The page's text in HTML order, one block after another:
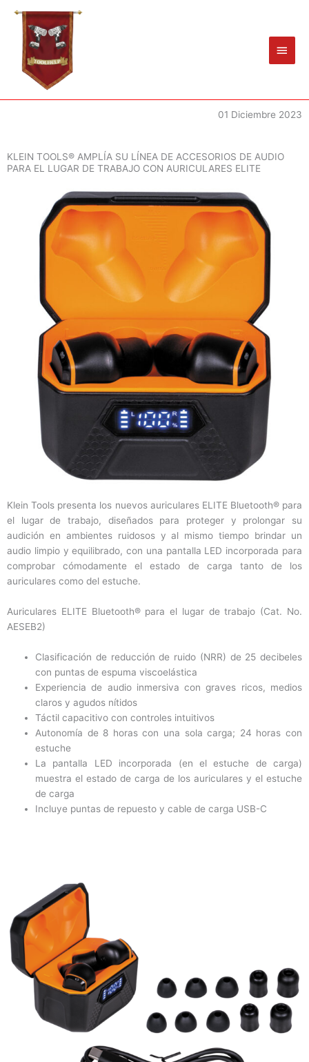
contenido
01 Diciembre 2023
KLEIN TOOLS® AMPLÍA SU LÍNEA DE ACCESORIOS DE AUDIO
PARA EL LUGAR DE TRABAJO CON AURICULARES ELITE
Klein Tools presenta los nuevos auriculares ELITE Bluetooth® para
el lugar de trabajo, diseñados para proteger y prolongar su
audición en ambientes ruidosos y al mismo tiempo brindar un
audio limpio y equilibrado, con una pantalla LED incorporada para
comprobar cómodamente el estado de carga tanto de los
auriculares como del estuche.
Auriculares ELITE Bluetooth® para el lugar de trabajo (Cat. No.
AESEB2)
Clasificación de reducción de ruido (NRR) de 25 decibeles
con puntas de espuma viscoelástica
Experiencia de audio inmersiva con graves ricos, medios
claros y agudos nítidos
Táctil capacitivo con controles intuitivos
Autonomía de 8 horas con una sola carga; 24 horas con
estuche
La pantalla LED incorporada (en el estuche de carga)
muestra el estado de carga de los auriculares y el estuche
de carga
Incluye puntas de repuesto y cable de carga USB-C